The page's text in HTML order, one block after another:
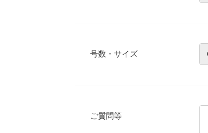
号数・サイズ
ご質問等